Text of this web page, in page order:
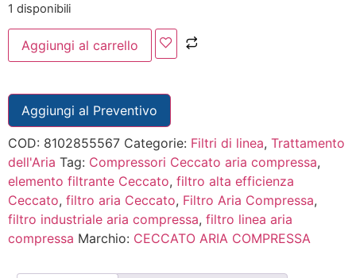
1 disponibili
Aggiungi al carrello
Aggiungi al Preventivo
COD: 8102855567 Categorie: Filtri di linea, Trattamento
dell'Aria Tag: Compressori Ceccato aria compressa,
elemento filtrante Ceccato, filtro alta efficienza
Ceccato, filtro aria Ceccato, Filtro Aria Compressa,
filtro industriale aria compressa, filtro linea aria
compressa Marchio: CECCATO ARIA COMPRESSA